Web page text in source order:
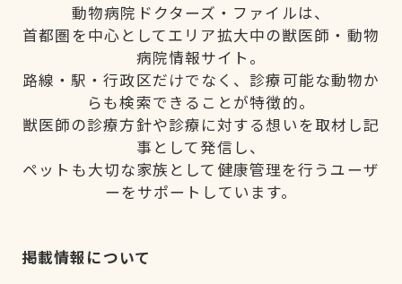
動物病院ドクターズ・ファイルは、
首都圏を中心としてエリア拡大中の獣医師・動物
病院情報サイト。
路線・駅・行政区だけでなく、診療可能な動物か
らも検索できることが特徴的。
獣医師の診療方針や診療に対する想いを取材し記
事として発信し、
ペットも大切な家族として健康管理を行うユーザ
ーをサポートしています。
掲載情報について